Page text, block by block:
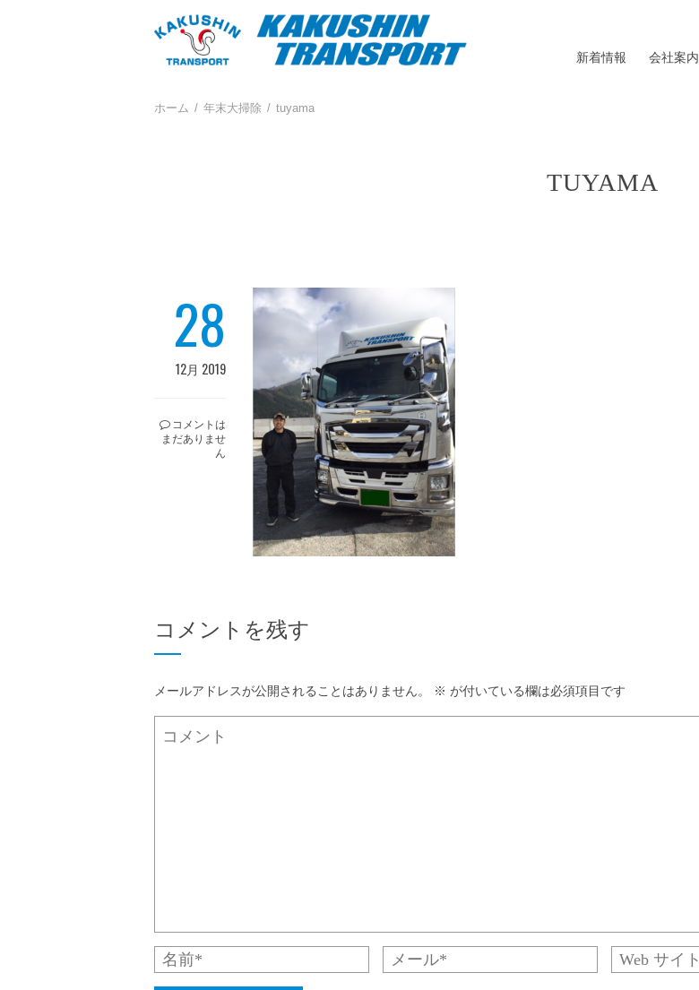
新着情報 会社案内
ホーム 年末大掃除 tuyama
TUYAMA
28
12月 2019
コメントは
まだありませ
ん
コメントを残す
メールアドレスが公開されることはありません。 ※ が付いている欄は必須項目です